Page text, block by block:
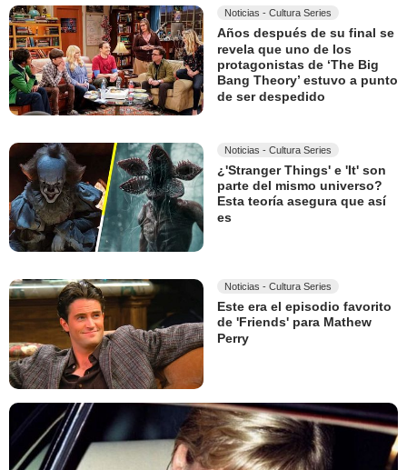
Noticias - Cultura Series
Años después de su final se
revela que uno de los
protagonistas de ‘The Big
Bang Theory’ estuvo a punto
de ser despedido
Noticias - Cultura Series
¿'Stranger Things' e 'It' son
parte del mismo universo?
Esta teoría asegura que así
es
Noticias - Cultura Series
Este era el episodio favorito
de 'Friends' para Mathew
Perry